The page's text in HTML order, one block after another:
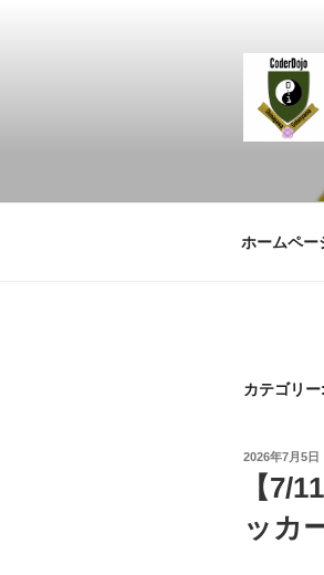
ホームペー
カテゴリー:
投
2026年7月5日
【7/
ッカ